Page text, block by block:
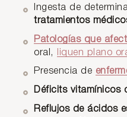
Ingesta de
tratamientos
Patologías que
oral,
liquen plano
Presencia de
Déficits vitamínicos
Reflujos de ácidos